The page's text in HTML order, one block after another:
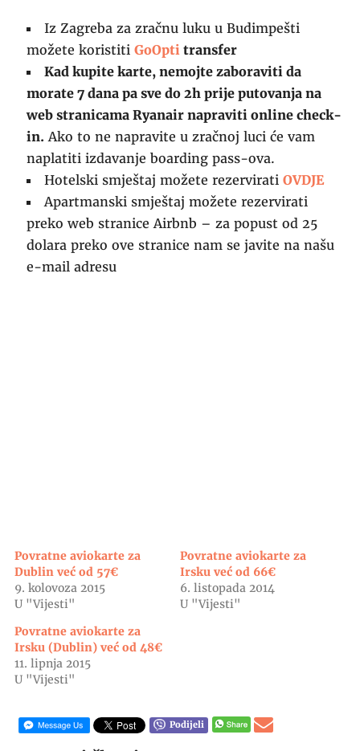
Iz Zagreba za zračnu luku u Budimpešti
možete koristiti GoOptitransfer
Kad kupite karte, nemojte zaboraviti da
morate 7 dana pa sve do 2h prije putovanja na
web stranicama Ryanair napraviti online check-
in. Ako to ne napravite u zračnoj luci će vam
naplatiti izdavanje boarding pass-ova.
Hotelski smještaj možete rezervirati OVDJE
Apartmanski smještaj možete rezervirati
preko web stranice Airbnb – za popust od 25
dolara preko ove stranice nam se javite na našu
e-mail adresu
Povratne aviokarte za
Dublin već od 57€
9. kolovoza 2015
U "Vijesti"
Povratne aviokarte za
Irsku već od 66€
6. listopada 2014
U "Vijesti"
Povratne aviokarte za
Irsku (Dublin) već od 48€
11. lipnja 2015
U "Vijesti"
Podijeli